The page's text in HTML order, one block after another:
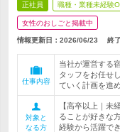
正社員 職種・業種未経験
女性のおしごと掲載中
情報更新日：2026/06/23 終
仕事内容
当社が運営する
タッフをお任せ
ていく計画を進
対象と
なる方
【高卒以上｜未
ることが好きな
経験から活躍でき